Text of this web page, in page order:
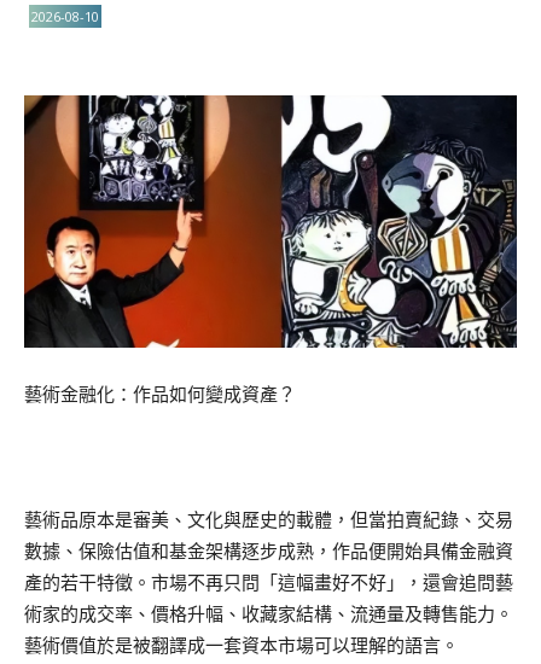
2026-08-10
藝術金融化：作品如何變成資產？
藝術品原本是審美、文化與歷史的載體，但當拍賣紀錄、交易
數據、保險估值和基金架構逐步成熟，作品便開始具備金融資
產的若干特徵。市場不再只問「這幅畫好不好」，還會追問藝
術家的成交率、價格升幅、收藏家結構、流通量及轉售能力。
藝術價值於是被翻譯成一套資本市場可以理解的語言。